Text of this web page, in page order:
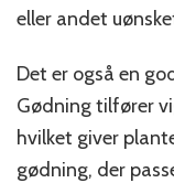
eller andet
Det er også en
Gødning tilfører
hvilket giver
gødning, der